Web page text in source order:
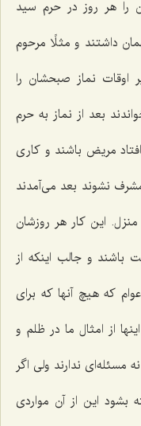
را هر روز در حرم سید
داشتند و مثلًا مرحوم
اوقات نماز صبحشان را
بعد از نماز به حرم
مریض باشند و کاری
نشوند بعد می‌آمدند
این کار هر روزشان
باشند و جالب اینکه از
که هیچ آنها که برای
از امثال ما در ظلم و
ندارند ولی اگر
بشود این از آن مواردی